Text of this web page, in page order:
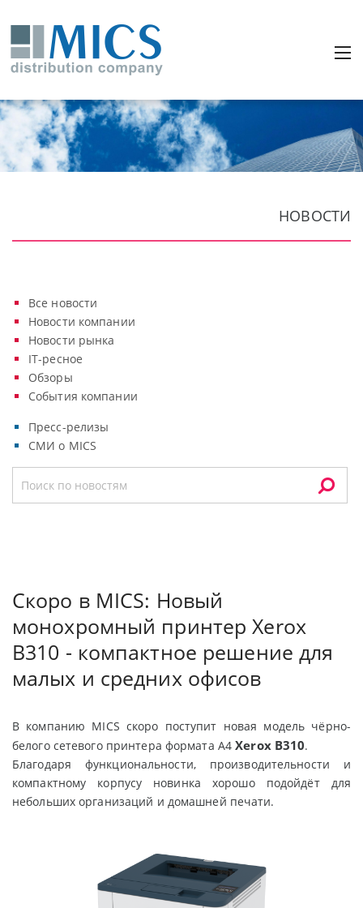
НОВОСТИ
Все новости
Новости компании
Новости рынка
IT-ресное
Обзоры
События компании
Пресс-релизы
СМИ о MICS
Скоро в MICS: Новый
монохромный принтер Xerox
B310 - компактное решение для
малых и средних офисов
В компанию MICS скоро поступит новая модель чёрно-
белого сетевого принтера формата A4Xerox B310.
Благодаря функциональности, производительности и
компактному корпусу новинка хорошо подойдёт для
небольших организаций и домашней печати.